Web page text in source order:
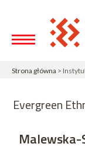
Strona główna >
Evergreen
Malewska-